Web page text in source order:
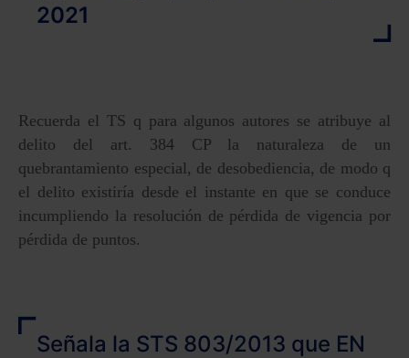
2021
Recuerda el TS q para algunos autores se atribuye al
delito del art. 384 CP la naturaleza de un
quebrantamiento especial, de desobediencia, de modo q
el delito existiría desde el instante en que se conduce
incumpliendo la resolución de pérdida de vigencia por
pérdida de puntos.
Señala la STS 803/2013 que EN